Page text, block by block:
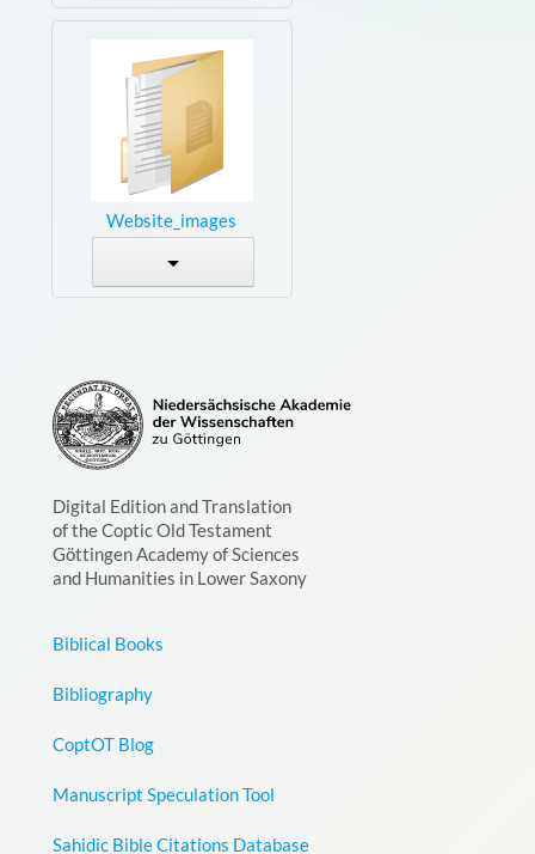
Website_images
Digital Edition and Translation
of the Coptic Old Testament
Göttingen Academy of Sciences
and Humanities in Lower Saxony
Biblical Books
Bibliography
CoptOT Blog
Manuscript Speculation Tool
Sahidic Bible Citations Database